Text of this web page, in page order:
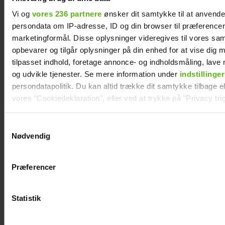
Vi og vores 236 partnere ønsker dit samtykke til at
persondata om IP-adresse, ID og din browser til
marketingformål. Disse oplysninger videregives til vores
opbevarer og tilgår oplysninger på din enhed for at vise dig
tilpasset indhold, foretage annonce- og indholdsmåling, lave
og udvikle tjenester. Se mere information under indstillinger
persondatapolitik. Du kan altid trække dit samtykke tilbage
vores "Cookiedeklaration", eller ved at trykke på "Privacy
Vi anvender egne cookies og cookies fra tredjeparter til at
generere statistik og huske dine præferencer samt til brug
Nødvendig
Præferencer
Statistik
Skanderborg